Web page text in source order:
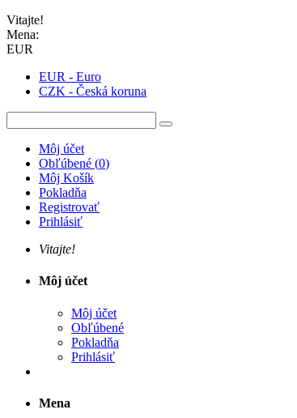
Vitajte!
Mena:
EUR
EUR - Euro
CZK - Česká koruna
Môj účet
Obľúbené (0)
Môj Košík
Pokladňa
Registrovať
Prihlásiť
Vitajte!
Môj účet
Môj účet
Obľúbené
Pokladňa
Prihlásiť
Mena